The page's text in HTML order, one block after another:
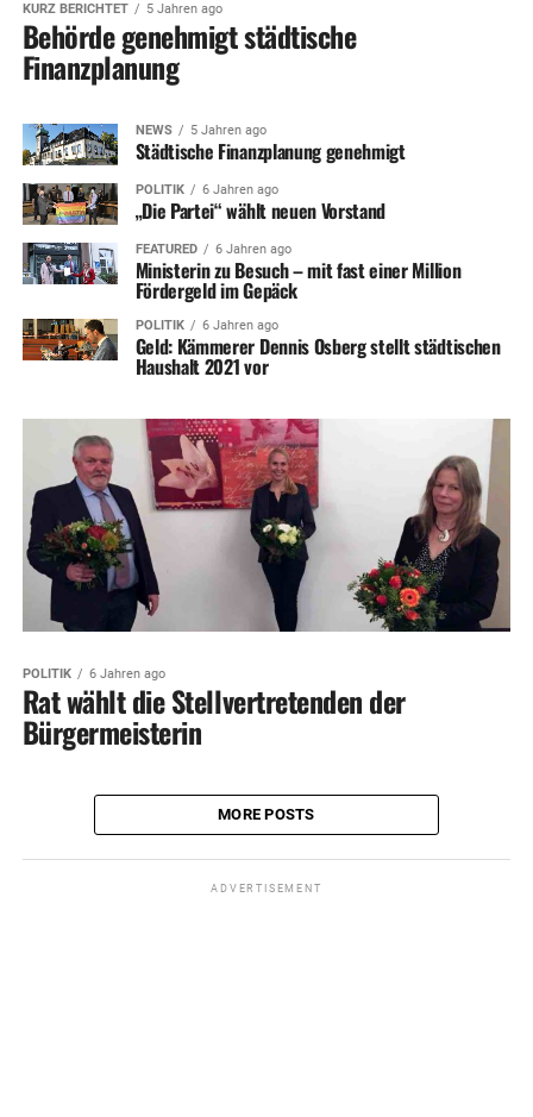
KURZ BERICHTET 5 Jahren ago
Behörde genehmigt städtische
Finanzplanung
NEWS 5 Jahren ago
Städtische Finanzplanung genehmigt
POLITIK 6 Jahren ago
„Die Partei“ wählt neuen Vorstand
FEATURED 6 Jahren ago
Ministerin zu Besuch – mit fast einer Million
Fördergeld im Gepäck
POLITIK 6 Jahren ago
Geld: Kämmerer Dennis Osberg stellt städtischen
Haushalt 2021 vor
POLITIK 6 Jahren ago
Rat wählt die Stellvertretenden der
Bürgermeisterin
MORE POSTS
ADVERTISEMENT